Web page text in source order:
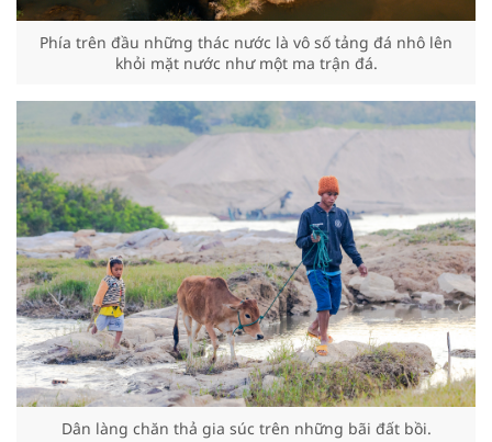
Phía trên đầu những thác nước là vô số tảng đá nhô lên
khỏi mặt nước như một ma trận đá.
Dân làng chăn thả gia súc trên những bãi đất bồi.